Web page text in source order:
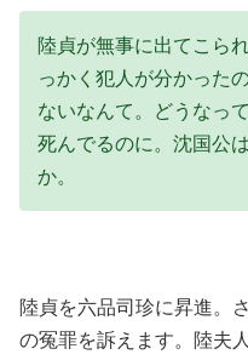
陸貞が無事に出てこら
っかく犯人が分かった
ないなんて。どうなっ
死んでるのに。沈国公
か。
陸貞を六品司珍に昇進。
の冤罪を訴えます。陸夫